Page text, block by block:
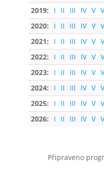
2019:
I II III IV V
2020:
I II III IV V
2021:
I II III IV V
2022:
I II III IV V
2023:
I II III IV V
2024:
I II III IV V
2025:
I II III IV V
2026:
I II III IV V
Připraveno